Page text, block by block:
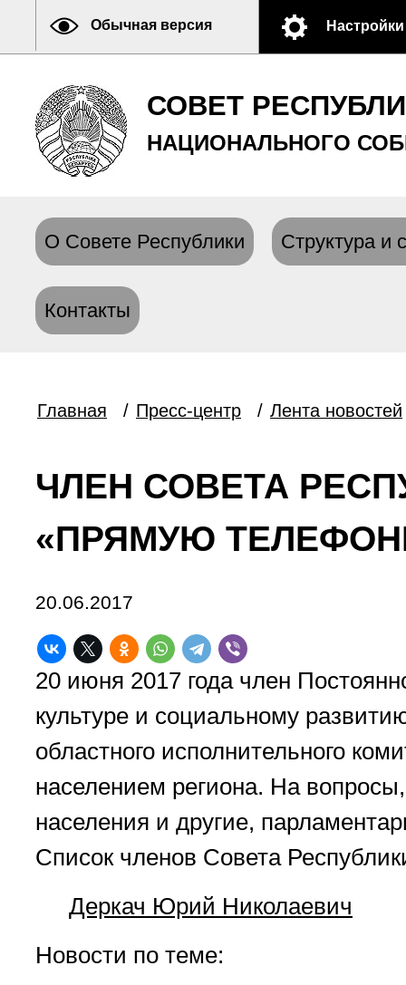
Обычная версия Настройки
СОВЕТ
НАЦИОНАЛЬНОГО
О Совете Республики Структура и
Контакты
Главная / Пресс-центр / Лента новостей
ЧЛЕН СОВЕТА
«ПРЯМУЮ
20.06.2017
20 июня 2017 года член
культуре и социальному
областного исполнительного
населением региона. На
населения и другие,
Список членов Совета
Деркач Юрий Николаевич
Новости по теме: